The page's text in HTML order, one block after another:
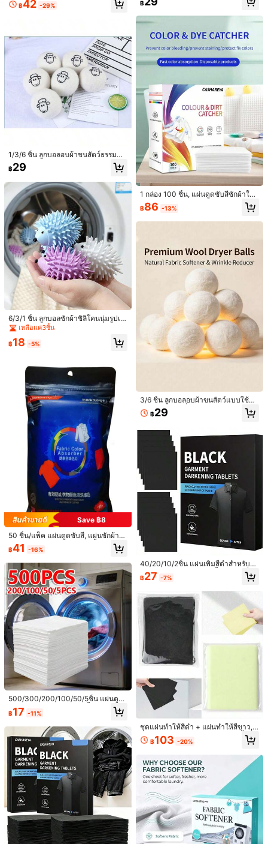
างทำความสะอาดหมวกและถุงซักผ้าต
59
แผ่นดักสีซักผ้า 95 ชิ้น, แผ่นดูดซับสีป้อง
กันการซีดจาง, แผ่นดักสีซักผ้าป้องกันก
ารซีดจางและป้องกันคราบ, แผ่นดูดซับ
สี, เสื้อผ้าไม่เปื้อน
฿42 -29%
240 ชิ้น แผ่นดักจับสี ป้องกันเสื้อผ้าซีดจ
างและสีไหล ล็อกสีเดิม เหมาะสำหรับกา
รซักผ้าในเครื่องซักผ้า ผ้าปูที่นอน ผ้าม่า
น ผ้าชนิดต่างๆ และของใช้ในครัวเรือน
สามารถใช้ได้ที่บ้านและหอพัก
เหลือแค่1ชิ้น
125 -43% ล่าสุด 9 ชม
ลูกบอลซักผ้ากำจัดขนสัตว์ ลูกบอลซักผ้า
ฟู - ป้องกันขน ลูกบอลทำความสะอาดเ
ครื่องซักผ้า ตัวเก็บขนที่ใช้ซ้ำได้ รักษาเ
สื้อผ้าและผ้าปูที่นอนให้ปราศจากขน สิ่ง
จำเป็นสำหรับเจ้าของสัตว์เลี้ยง - เพิ่มป
ระสบการณ์การซักผ้าของคุณ
฿29
30 ชิ้น แผ่นซักผ้าขาว, ทำความสะอาด
คราบไขมันและคราบสกปรก, เหมาะสำ
หรับซักผ้าขาว, ใช้ได้กับเครื่องซักผ้าทุก
ชนิด, ทำความสะอาดเสื้อผ้าในครัวเรือ
น
฿39
ผ้า – แผ่นพิเศษสำหรับเสื้อผ้าสีดำที่ซีดจ
าง แท็บเล็ตผ้าสำหรับเสื้อผ้าสีดำ กางเก
งยีนส์ซักสีเข้ม สำหรับเครื่องล้างจาน
฿27 -7%
Save ฿12
SHEIN 50/100/200 ชิ้น กระดาษดูดซั
บสีสำหรับซักรีด ป้องกันโอนถ่ายสีและก
ารเลือนจาง รักษาสีเดิมของเสื้อผ้า ผ้าปู
ที่นอน ผ้าม่าน ที่บ้าน ที่พักอาศัย เครื่อง
ซักผ้า
แผ่นซักผ้าขจัดคราบและสีเหลือง - พลัง
ขจัดคราบโดยไม่ใช้สารฟอกขาว/1 กล่อ
ง หรือ 2 กล่อง
แผ่นอบผ้าแห้ง จำนวนมาก น้ำยาปรับผ้
านุ่มจากธรรมชาติ พืชหอม น้ำยาปรับผ้
านุ่มสำหรับซักผ้า ช่วยให้ผ้านุ่มอย่างเป็
นธรรมชาติและขจัดไฟฟ้าสถิต เครื่องอ
บผ้า แผ่นปรับผ้านุ่ม, อุปกรณ์ซักรีด, แผ่
นน้ำหอมซักผ้าหอมและป้องกันไฟฟ้าสถิ
ต
68 -1%
กันการซีดจางและคราบ แผ่นดูดซับสี เ
฿42 -29%
1/3/6 ชิ้น ลูกบอลอบผ้าขนสัตว์ธรรมชา
ติ, ลดไฟฟ้าสถิต, ทำให้ผ้านุ่ม, ดูแลผ้า,
ลายแกะ, ของใช้จำเป็นในครัวเรือน
฿29
6/3/1 ชิ้น ลูกบอลซักผ้าซิลิโคนนุ่มรูปเม่
น ขจัดคราบและขจัดขน ป้องกันการพัน
กันและป้องกันการมัด ใช้ซ้ำได้ - เหมา
ะสำหรับบ้าน ห้องน้ำ การเดินทาง โรงแ
เหลือแค่3ชิ้น
฿18 -5%
Save ฿8
50 ชิ้น/แพ็ค แผ่นดูดซับสี, แผ่นซักผ้าป้
องกันสีตก, กระดาษดูดซับสีเสื้อผ้า, จัดส่
งแบบสุ่มบรรจุภัณฑ์เก่า/ใหม่
฿41 -16%
500/300/200/100/50/5ชิ้น แผ่นดูด
ซับสีสัน ป้องกันการย้อมสีเสื้อผ้า กระดา
ษดูดซับสีสำหรับเครื่องซักผ้า
฿17 -11%
นเพิ่มสีผ้าเฉพาะสำหรับเสื้อผ้าสีดำซีด, เ
หมาะสำหรับเสื้อผ้าสีดำ
฿
1 กล่อง 100 ชิ้น, แผ่นดูดซับสีซักผ้าใน
ครัวเรือน, แผ่นดักจับสีซักผ้าป้องกันการ
ซีดจาง, แผ่นดูดซับสีป้องกันการซีดจา
ง, แผ่นดักจับสี, การป้องกันสีซักผ้าผสมใ
จางในการซักผสม, การดูดซับสีอิสระอย่
างทรงพลัง, แผ่นป้องกันการซีดจางของ
สีเฉพาะการซักด้วยเครื่อง, การป้องกันก
ารย้อมสีผ้าผสมอย่างครอบคลุม, ของใช้
จำเป็นในบ้าน, ครัวเรือน, พกพา, ของข
฿86 -13%
3/6 ชิ้น ลูกบอลอบผ้าขนสัตว์แบบใช้ซ้ำ
ได้ - สำหรับเครื่องซักผ้าและผ้าในครัวเ
รือน, สามารถใช้แทนน้ำยาปรับผ้านุ่ม,
฿29
40/20/10/2ชิ้น แผ่นเพิ่มสีดำสำหรับซั
กผ้า – แผ่นพิเศษสำหรับเสื้อผ้าสีดำที่ซีด
จาง แท็บเล็ตผ้าสำหรับเสื้อผ้าสีดำ กางเ
฿27 -7%
ชุดแผ่นทำให้สีดำ + แผ่นทำให้สีขาว,
แผ่นแก้ไขและซ่อมแซมสีสำหรับเสื้อผ้า,
แผ่นเพิ่มสีสำหรับเสื้อผ้าที่ซีดจาง, แผ่น
ซมโดยไม่ใช้สารฟอกขาว, เหมาะสำหรั
บเสื้อผ้าสีขาว, แผ่นทำให้สีดำสำหรับเสื้
อผ้าสีดำ, แผ่นซ่อมแซมสำหรับเสื้อผ้าสี
ดำ, แผ่นฟื้นฟูสีสำหรับใช้ในบ้านและเชิ
งพาณิชย์
฿103 -20%